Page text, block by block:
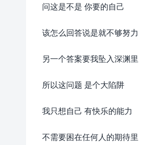
问这是不是 你要的自己
该怎么回答说是就不够努力
另一个答案要我坠入深渊里
所以这问题 是个大陷阱
我只想自己 有快乐的能力
不需要困在任何人的期待里